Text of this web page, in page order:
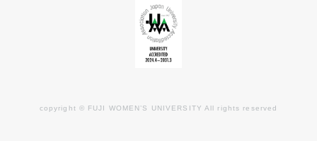
copyright © FUJI WOMEN’S UNIVERSITY All rights reserved